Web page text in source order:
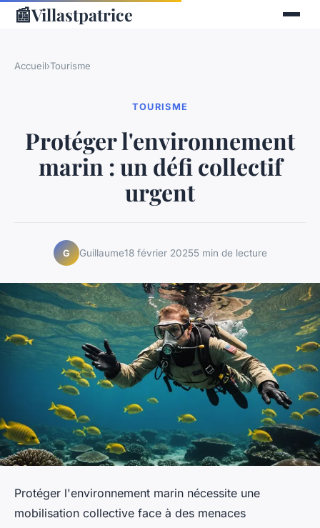
📰Villastpatrice
Accueil›Tourisme
TOURISME
Protéger l'environnement
marin : un défi collectif
urgent
G Guillaume18 février 20255 min de lecture
Protéger l'environnement marin nécessite une
mobilisation collective face à des menaces